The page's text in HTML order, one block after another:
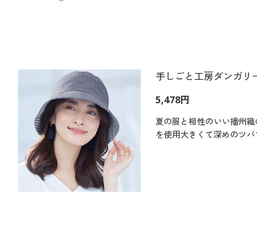
手しごと工房ダンガリ
5,478円
夏の服と相性のいい播州
を使用大きくて深めのツ